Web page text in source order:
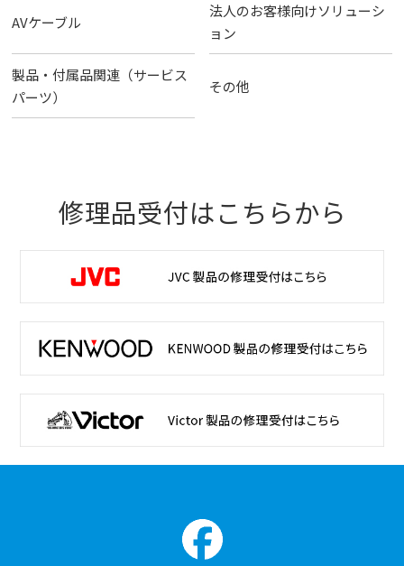
AVケーブル
法人のお客様向けソリューシ
ョン
製品・付属品関連（サービス
パーツ）
その他
修理品受付はこちらから